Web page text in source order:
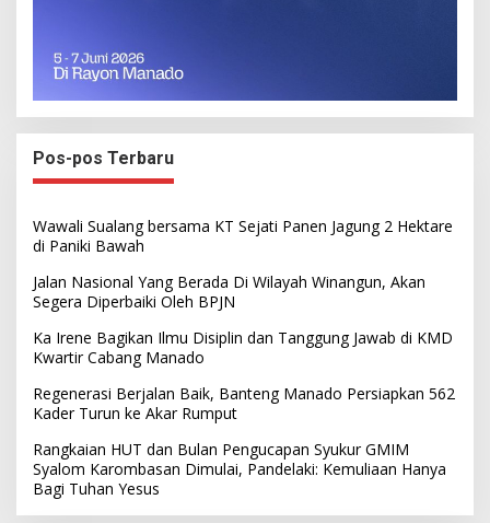
Pos-pos Terbaru
Wawali Sualang bersama KT Sejati Panen Jagung 2 Hektare
di Paniki Bawah
Jalan Nasional Yang Berada Di Wilayah Winangun, Akan
Segera Diperbaiki Oleh BPJN
Ka Irene Bagikan Ilmu Disiplin dan Tanggung Jawab di KMD
Kwartir Cabang Manado
Regenerasi Berjalan Baik, Banteng Manado Persiapkan 562
Kader Turun ke Akar Rumput
Rangkaian HUT dan Bulan Pengucapan Syukur GMIM
Syalom Karombasan Dimulai, Pandelaki: Kemuliaan Hanya
Bagi Tuhan Yesus